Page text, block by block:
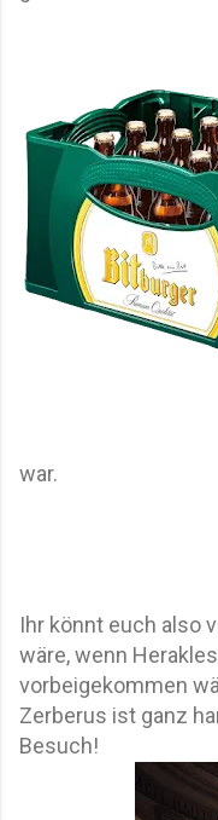
war.
Ihr könnt euch also
wäre, wenn
vorbeigekommen
Zerberus ist ganz
Besuch!